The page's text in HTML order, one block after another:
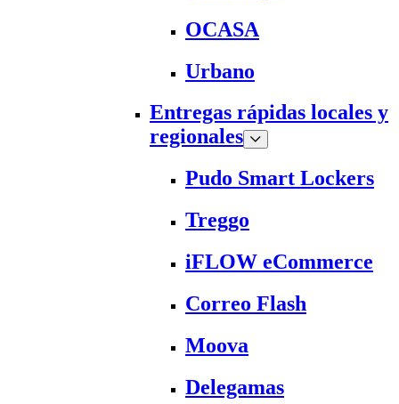
OCASA
Urbano
Entregas rápidas locales y
regionales
Pudo Smart Lockers
Treggo
iFLOW eCommerce
Correo Flash
Moova
Delegamas